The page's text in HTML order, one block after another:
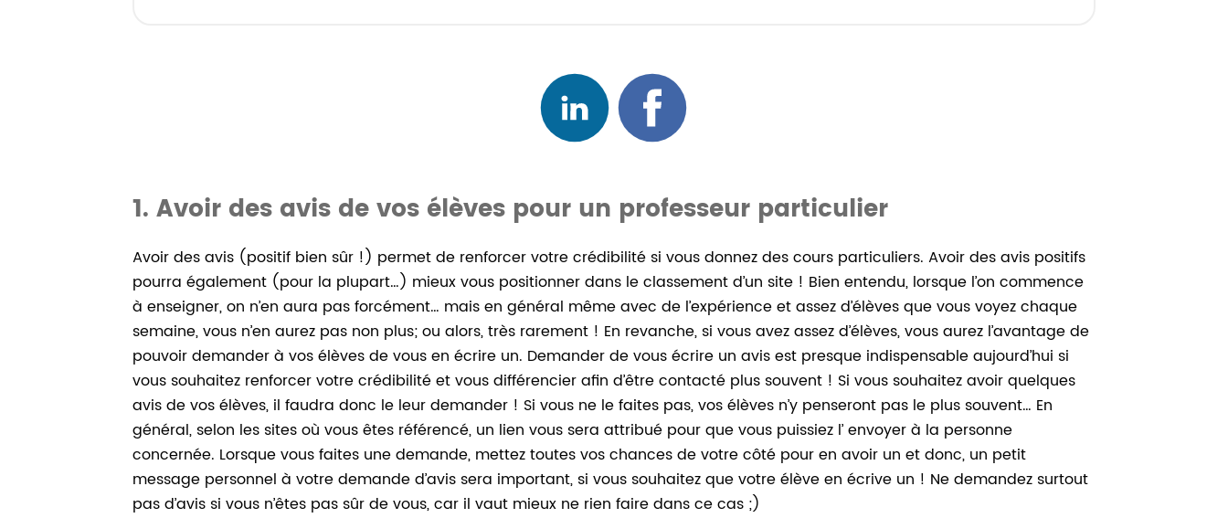
1. Avoir des avis de vos élèves pour un professeur particulier
Avoir des avis (positif bien sûr !) permet de renforcer votre crédibilité si vous donnez des cours particuliers. Avoir des avis positifs
pourra également (pour la plupart…) mieux vous positionner dans le classement d’un site ! Bien entendu, lorsque l’on commence
à enseigner, on n’en aura pas forcément… mais en général même avec de l’expérience et assez d’élèves que vous voyez chaque
semaine, vous n’en aurez pas non plus; ou alors, très rarement ! En revanche, si vous avez assez d’élèves, vous aurez l’avantage de
pouvoir demander à vos élèves de vous en écrire un. Demander de vous écrire un avis est presque indispensable aujourd’hui si
vous souhaitez renforcer votre crédibilité et vous différencier afin d’être contacté plus souvent ! Si vous souhaitez avoir quelques
avis de vos élèves, il faudra donc le leur demander ! Si vous ne le faites pas, vos élèves n’y penseront pas le plus souvent… En
général, selon les sites où vous êtes référencé, un lien vous sera attribué pour que vous puissiez l’ envoyer à la personne
concernée. Lorsque vous faites une demande, mettez toutes vos chances de votre côté pour en avoir un et donc, un petit
message personnel à votre demande d’avis sera important, si vous souhaitez que votre élève en écrive un ! Ne demandez surtout
pas d’avis si vous n’êtes pas sûr de vous, car il vaut mieux ne rien faire dans ce cas ;)